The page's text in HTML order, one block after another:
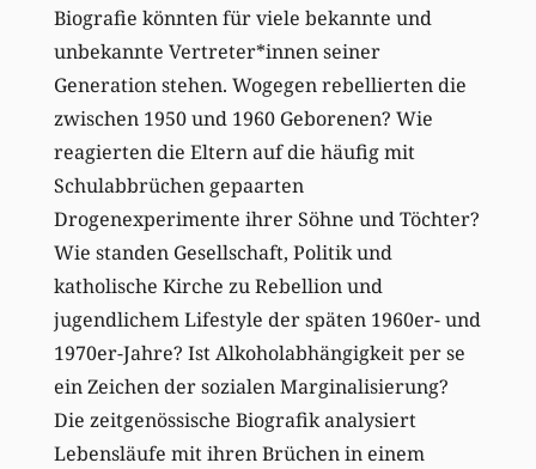
Biografie könnten für viele bekannte und
unbekannte Vertreter*innen seiner
Generation stehen. Wogegen rebellierten die
zwischen 1950 und 1960 Geborenen? Wie
reagierten die Eltern auf die häufig mit
Schulabbrüchen gepaarten
Drogenexperimente ihrer Söhne und Töchter?
Wie standen Gesellschaft, Politik und
katholische Kirche zu Rebellion und
jugendlichem Lifestyle der späten 1960er- und
1970er-Jahre? Ist Alkoholabhängigkeit per se
ein Zeichen der sozialen Marginalisierung?
Die zeitgenössische Biografik analysiert
Lebensläufe mit ihren Brüchen in einem